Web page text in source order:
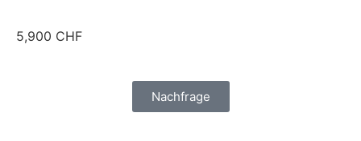
5,900 CHF
Nachfrage